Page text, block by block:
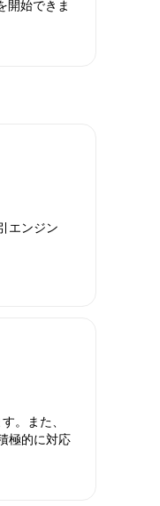
開始できま
エンジン
。また、
極的に対応